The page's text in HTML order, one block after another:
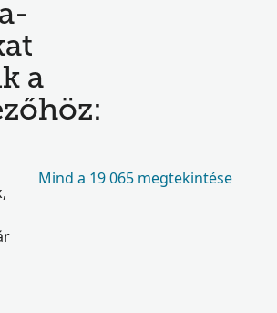
a
Mind a 19 065 megtekintése